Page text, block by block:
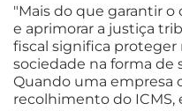
"Mais do que garantir
e aprimorar a justiça
fiscal significa proteger
sociedade na forma de
Quando uma empresa
recolhimento do ICMS,